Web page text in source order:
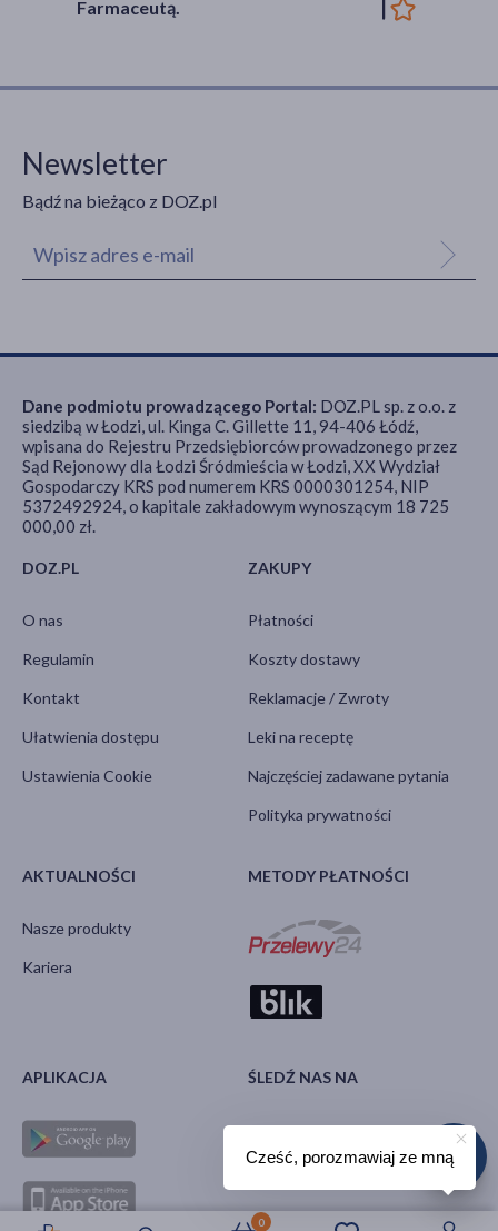
0
Farmaceutą.
Newsletter
Bądź na bieżąco z DOZ.pl
DOZ.PL
O nas
Regulamin
Kontakt
Ułatwienia dostępu
Ustawienia Cookie
ZAKUPY
Płatności
Koszty dostawy
Reklamacje / Zwroty
Leki na receptę
Najczęściej zadawane pytania
Polityka prywatności
AKTUALNOŚCI
Nasze produkty
Kariera
METODY PŁATNOŚCI
APLIKACJA ŚLEDŹ NAS NA
Dane podmiotu prowadzącego Portal: DOZ.PL sp. z o.o. z
siedzibą w Łodzi, ul. Kinga C. Gillette 11, 94-406 Łódź,
wpisana do Rejestru Przedsiębiorców prowadzonego przez
Sąd Rejonowy dla Łodzi Śródmieścia w Łodzi, XX Wydział
Gospodarczy KRS pod numerem KRS 0000301254, NIP
5372492924, o kapitale zakładowym wynoszącym 18 725
000,00 zł.
Cześć, porozmawiaj ze mną